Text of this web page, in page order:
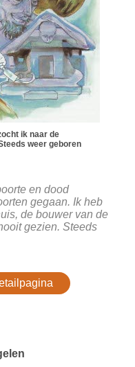
ik naar de
weer geboren
en dood
gegaan. Ik heb
de bouwer van de
gezien. Steeds